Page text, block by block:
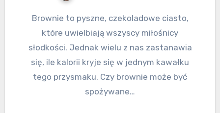
Brownie to pyszne, czekoladowe ciasto,
które uwielbiają wszyscy miłośnicy
słodkości. Jednak wielu z nas zastanawia
się, ile kalorii kryje się w jednym kawałku
tego przysmaku. Czy brownie może być
spożywane…